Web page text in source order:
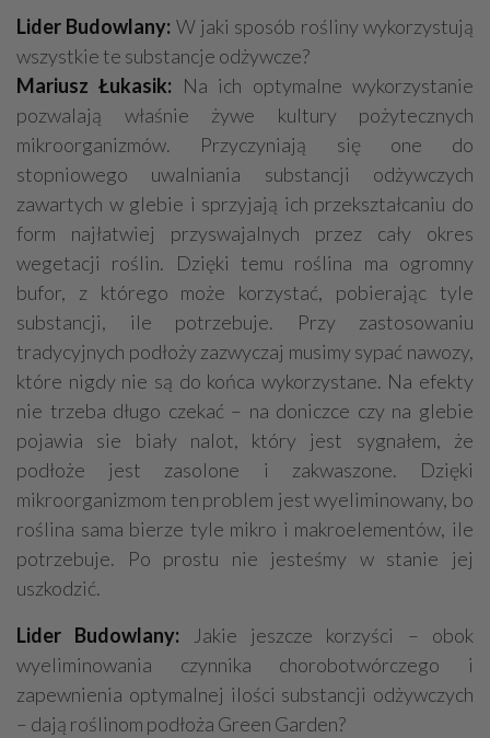
Lider Budowlany: W jaki sposób rośliny wykorzystują
wszystkie te substancje odżywcze?
Mariusz Łukasik: Na ich optymalne wykorzystanie
pozwalają właśnie żywe kultury pożytecznych
mikroorganizmów. Przyczyniają się one do
stopniowego uwalniania substancji odżywczych
zawartych w glebie i sprzyjają ich przekształcaniu do
form najłatwiej przyswajalnych przez cały okres
wegetacji roślin. Dzięki temu roślina ma ogromny
bufor, z którego może korzystać, pobierając tyle
substancji, ile potrzebuje. Przy zastosowaniu
tradycyjnych podłoży zazwyczaj musimy sypać nawozy,
które nigdy nie są do końca wykorzystane. Na efekty
nie trzeba długo czekać – na doniczce czy na glebie
pojawia sie biały nalot, który jest sygnałem, że
podłoże jest zasolone i zakwaszone. Dzięki
mikroorganizmom ten problem jest wyeliminowany, bo
roślina sama bierze tyle mikro i makroelementów, ile
potrzebuje. Po prostu nie jesteśmy w stanie jej
uszkodzić.
Lider Budowlany: Jakie jeszcze korzyści – obok
wyeliminowania czynnika chorobotwórczego i
zapewnienia optymalnej ilości substancji odżywczych
– dają roślinom podłoża Green Garden?